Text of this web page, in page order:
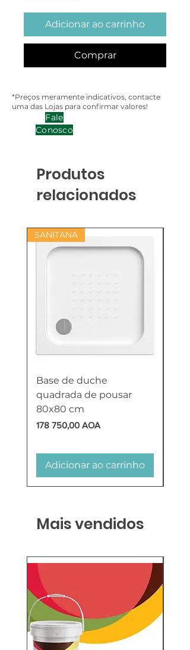
Adicionar ao carrinho
Comprar
*Preços meramente indicativos, contacte
uma das Lojas para confirmar valores!
Fale
Conosco
Produtos
relacionados
SANITANA
Base de duche
quadrada de pousar
80x80 cm
Preço
178 750,00 AOA
Adicionar ao carrinho
Mais vendidos